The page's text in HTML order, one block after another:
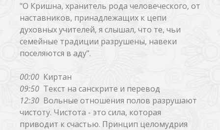
"О Кришна, хранитель рода человеческого, от
наставников, принадлежащих к цепи
духовных учителей, я слышал, что те, чьи
семейные традиции разрушены, навеки
поселяются в аду".
00:00 Киртан
09:50 Текст на санскрите и перевод
12:30 Вольные отношения полов разрушают
чистоту. Чистота - это сила, которая
приводит к счастью. Принцип целомудрия